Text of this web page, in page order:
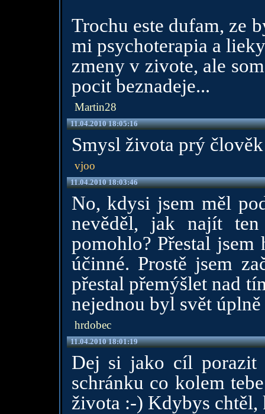
Trochu este dufam, ze
mi psychoterapia a
zmeny v zivote, ale
pocit beznadeje...
Martin28
11.04.2010 18:05:16
Smysl života prý
vjoo
11.04.2010 18:03:46
No, kdysi jsem měl
nevěděl, jak najít
pomohlo? Přestal jsem
účinné. Prostě jsem
přestal přemýšlet nad
nejednou byl svět
hrdobec
11.04.2010 18:01:19
Dej si jako cíl porazit
schránku co kolem
života :-) Kdybys chtěl,